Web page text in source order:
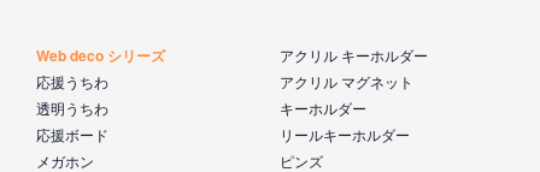
Web deco シリーズ
応援うちわ
透明うちわ
応援ボード
メガホン
アクリル キーホルダー
アクリル マグネット
キーホルダー
リールキーホルダー
ピンズ